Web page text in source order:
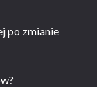
po zmianie